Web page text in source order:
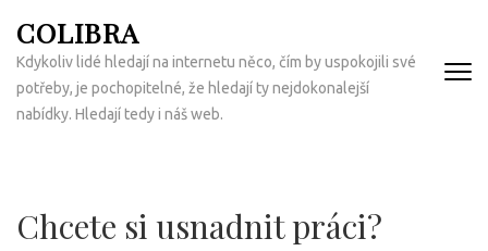
na
obsah
(Enter)
COLIBRA
Kdykoliv lidé hledají na internetu něco, čím by uspokojili své
potřeby, je pochopitelné, že hledají ty nejdokonalejší
nabídky. Hledají tedy i náš web.
Chcete si usnadnit práci?